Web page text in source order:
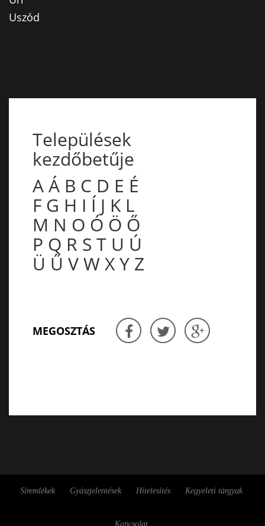
Uszód
Települések
kezdőbetűje
AÁ B C D E É
F G H I Í J K L
M N O Ó Ö Ő
P Q R S T U Ú
Ü Ű VWXY Z
MEGOSZTÁS
Síremlékek Gyászjelentések Hitelesítés Kegyeleti tárgyak
Kapcsolat